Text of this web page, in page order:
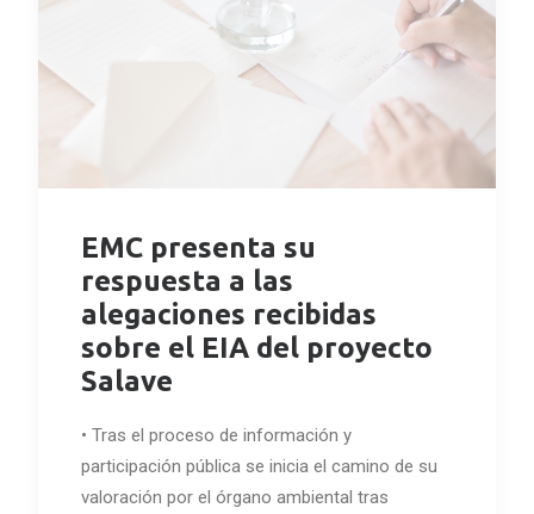
EMC presenta su
respuesta a las
alegaciones recibidas
sobre el EIA del proyecto
Salave
• Tras el proceso de información y
participación pública se inicia el camino de su
valoración por el órgano ambiental tras